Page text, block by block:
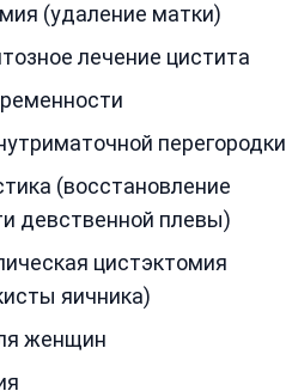
(удаление матки)
лечение цистита
перегородки
(восстановление
девственной плевы)
цистэктомия
яичника)
женщин